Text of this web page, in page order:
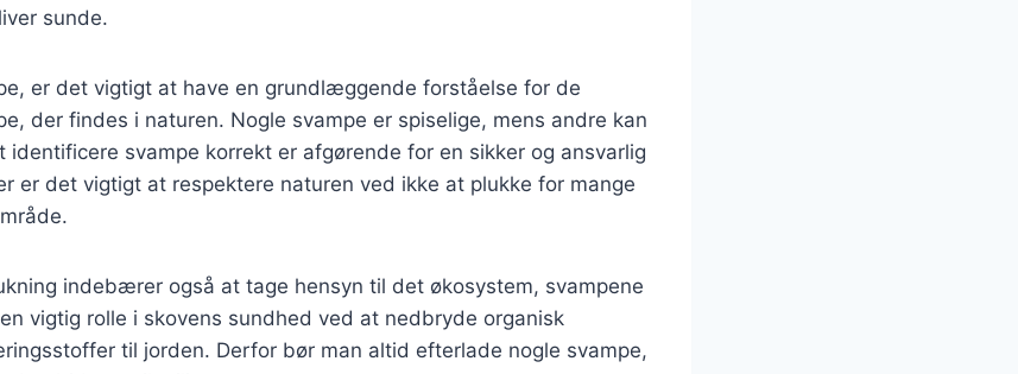
sunde.
er det vigtigt at have en grundlæggende forståelse for de
der findes i naturen. Nogle svampe er spiselige, mens andre kan
svampe korrekt er afgørende for en sikker og ansvarlig
er det vigtigt at respektere naturen ved ikke at plukke for mange
indebærer også at tage hensyn til det økosystem, svampene
vigtig rolle i skovens sundhed ved at nedbryde organisk
til jorden. Derfor bør man altid efterlade nogle svampe,